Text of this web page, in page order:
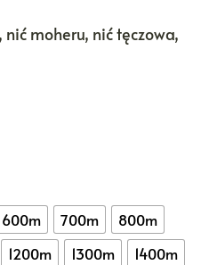
moheru, nić tęczowa,
600m 700m
800m
1200m 1300m
1400m